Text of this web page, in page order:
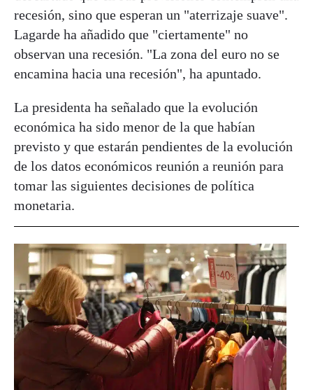
recesión, sino que esperan un "aterrizaje suave".
Lagarde ha añadido que "ciertamente" no
observan una recesión. "La zona del euro no se
encamina hacia una recesión", ha apuntado.
La presidenta ha señalado que la evolución
económica ha sido menor de la que habían
previsto y que estarán pendientes de la evolución
de los datos económicos reunión a reunión para
tomar las siguientes decisiones de política
monetaria.